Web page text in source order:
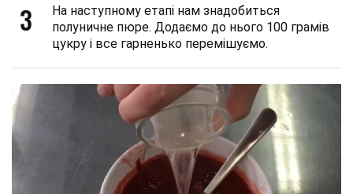
3
На наступному етапі нам знадобиться
полуничне пюре. Додаємо до нього 100 грамів
цукру і все гарненько перемішуємо.